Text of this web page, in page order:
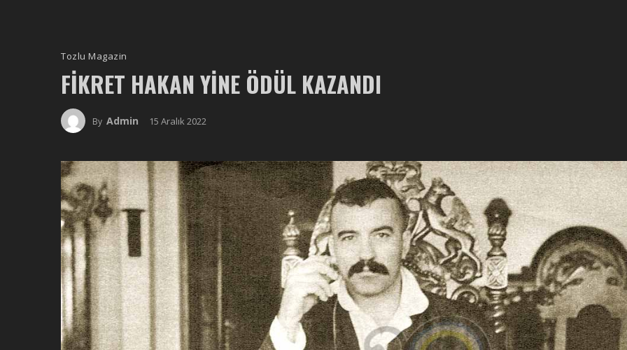
Tozlu Magazin
FIKRET HAKAN YINE ÖDÜL KAZANDI
By Admin 15 Aralık 2022